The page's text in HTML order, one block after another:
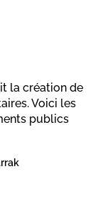
la création de
Voici les
publics